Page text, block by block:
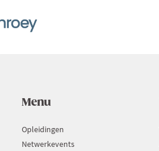
Menu
Opleidingen
Netwerkevents